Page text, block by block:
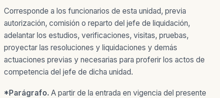
Corresponde a los funcionarios de esta unidad, previa
autorización, comisión o reparto del jefe de liquidación,
adelantar los estudios, verificaciones, visitas, pruebas,
proyectar las resoluciones y liquidaciones y demás
actuaciones previas y necesarias para proferir los actos de
competencia del jefe de dicha unidad.
*Parágrafo. A partir de la entrada en vigencia del presente